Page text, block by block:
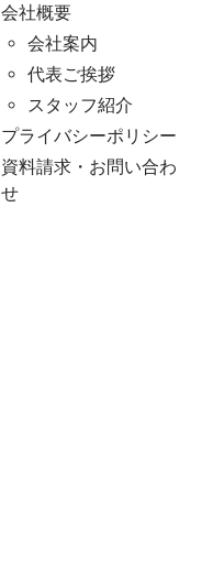
会社概要
会社案内
代表ご挨拶
スタッフ紹介
プライバシーポリシー
資料請求・お問い合わ
せ